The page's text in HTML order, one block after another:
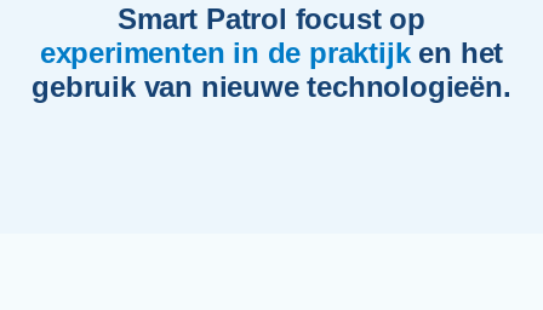
Smart Patrol focust op
experimenten in de praktijken het
gebruik van nieuwe technologieën.